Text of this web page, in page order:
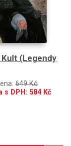
Kult (Legendy
649 Kč
s DPH: 584Kč